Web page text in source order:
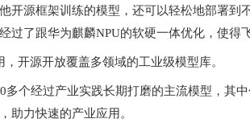
开源框架训练的模型，还可以轻松地部署到
过了跟华为麒麟NPU的软硬一体优化，使得
开源开放覆盖多领域的工业级模型库。
多个经过产业实践长期打磨的主流模型，其
助力快速的产业应用。